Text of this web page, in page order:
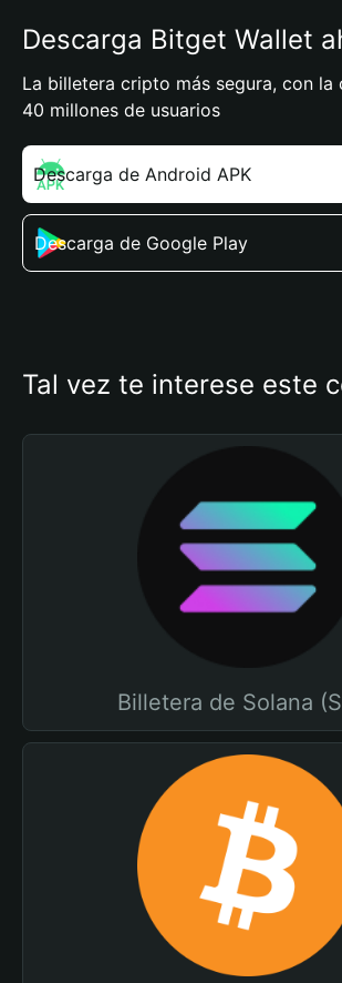
Descarga Bitget Wallet
La billetera cripto más segura, con la
40 millones de usuarios
Descarga de Android APK
Descarga de Google Play
Tal vez te interese este
Billetera de Solana